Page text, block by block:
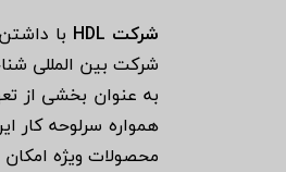
شرکت HDL
شرکت بین المللی
محصولات ویژه